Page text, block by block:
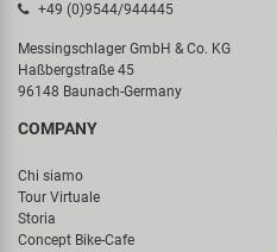
+49 (0)9544/944445
Messingschlager GmbH & Co. KG
Haßbergstraße 45
96148 Baunach-Germany
COMPANY
Chi siamo
Tour Virtuale
Storia
Concept Bike-Cafe